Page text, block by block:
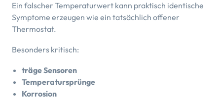
Ein falscher Temperaturwert kann praktisch identische
Symptome erzeugen wie ein tatsächlich offener
Thermostat.
Besonders kritisch:
träge Sensoren
Temperatursprünge
Korrosion